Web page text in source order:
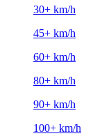
30+ km/h
45+ km/h
60+ km/h
80+ km/h
90+ km/h
100+ km/h